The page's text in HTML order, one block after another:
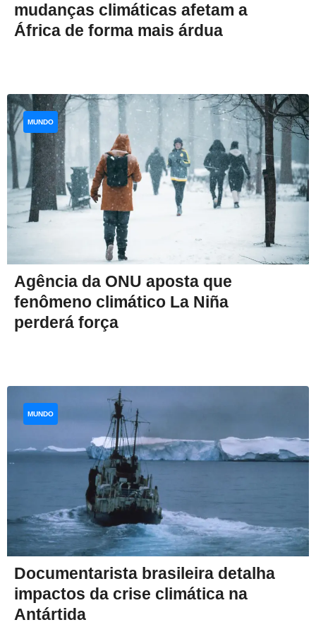
mudanças climáticas afetam a
África de forma mais árdua
Agência da ONU aposta que
fenômeno climático La Niña
perderá força
MUNDO
Documentarista brasileira detalha
impactos da crise climática na
Antártida
MUNDO